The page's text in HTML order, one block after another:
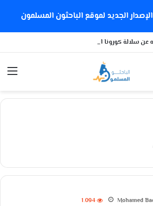
الجديد لموقع الباحثون المسلمون
سلالة كورونا الجديدة
Mohamed 1٬094